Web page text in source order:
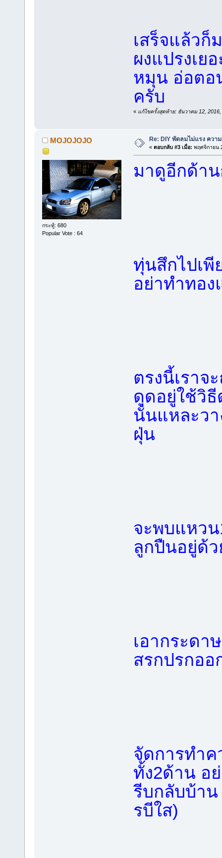
เสร็จแล้วก็
ผงแปรงเย
หมุน อ่อตอ
ครับ
« แก้ไขครั้งสุดท้าย: ธันวาคม 12,
MOJOJOJO
กระทู้: 680
Popular Vote : 64
Re: DIY พัดลมไม่แรง คว
« ตอบกลับ #3 เมื่อ: พฤศจิกายน
มาดูอีกด้า
ทุ่นสึกไปเพี
อย่าทำทอ
ตรงนี้เราจ
ดูดอยู่ใช้วิ
นั่นแหละว
ฝุ่น
จะพบแหว
ลูกปืนอยู่ด้ว
เอากระดา
สรกปรกออ
จัดการทำ
ทั้ง2ด้าน อ
รีบกลับบ้า
รบีใส)